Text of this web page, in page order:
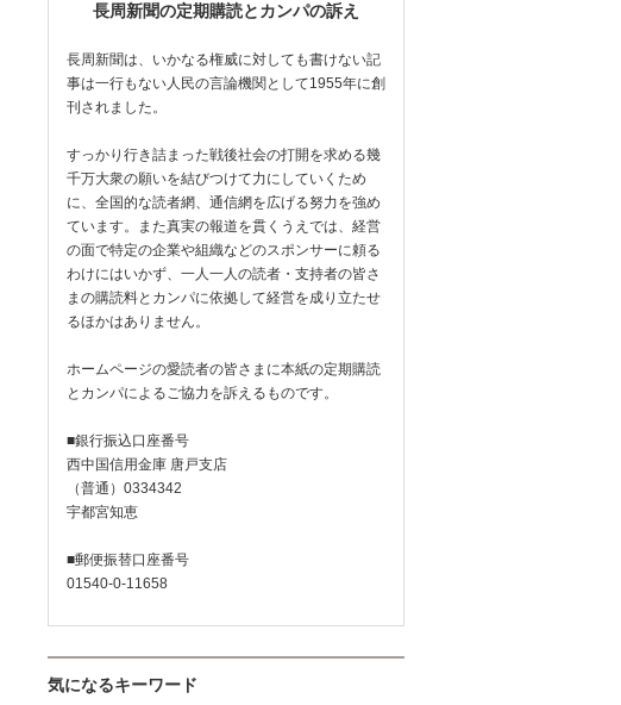
長周新聞の定期購読とカンパの訴え
長周新聞は、いかなる権威に対しても書けない記
事は一行もない人民の言論機関として1955年に創
刊されました。
すっかり行き詰まった戦後社会の打開を求める幾
千万大衆の願いを結びつけて力にしていくため
に、全国的な読者網、通信網を広げる努力を強め
ています。また真実の報道を貫くうえでは、経営
の面で特定の企業や組織などのスポンサーに頼る
わけにはいかず、一人一人の読者・支持者の皆さ
まの購読料とカンパに依拠して経営を成り立たせ
るほかはありません。
ホームページの愛読者の皆さまに本紙の定期購読
とカンパによるご協力を訴えるものです。
■銀行振込口座番号
西中国信用金庫 唐戸支店
（普通）0334342
宇都宮知恵
■郵便振替口座番号
01540-0-11658
気になるキーワード